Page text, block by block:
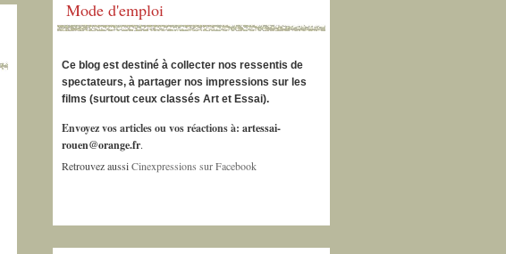
Mode d'emploi
Ce blog est destiné à collecter nos ressentis de
spectateurs, à partager nos impressions sur les
films (surtout ceux classés Art et Essai).
Envoyez vos articles ou vos réactions à: artessai-
rouen@orange.fr.
Retrouvez aussiCinexpressions sur Facebook